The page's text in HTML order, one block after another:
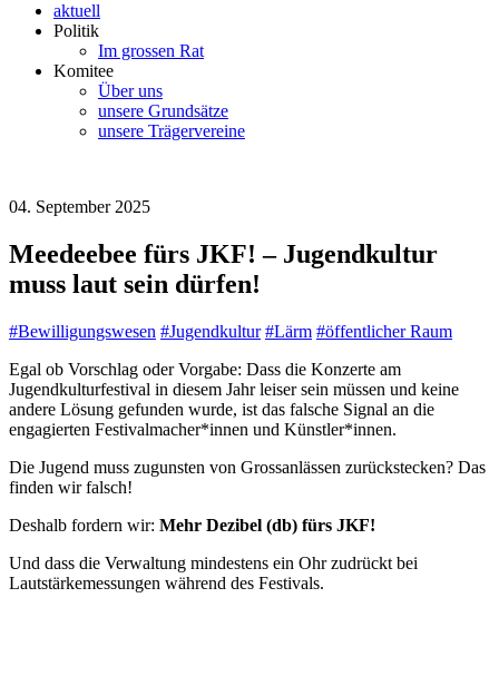
aktuell
Politik
Im grossen Rat
Komitee
Über uns
unsere Grundsätze
unsere Trägervereine
04. September 2025
Meedeebee fürs JKF! – Jugendkultur
muss laut sein dürfen!
#Bewilligungswesen #Jugendkultur #Lärm #öffentlicher Raum
Egal ob Vorschlag oder Vorgabe: Dass die Konzerte am
Jugendkulturfestival in diesem Jahr leiser sein müssen und keine
andere Lösung gefunden wurde, ist das falsche Signal an die
engagierten Festivalmacher*innen und Künstler*innen.
Die Jugend muss zugunsten von Grossanlässen zurückstecken? Das
finden wir falsch!
Deshalb fordern wir: Mehr Dezibel (db) fürs JKF!
Und dass die Verwaltung mindestens ein Ohr zudrückt bei
Lautstärkemessungen während des Festivals.